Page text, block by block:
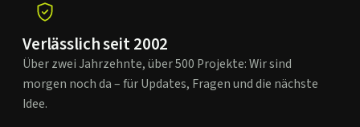
Verlässlich seit 2002
Über zwei Jahrzehnte, über 500 Projekte: Wir sind
morgen noch da – für Updates, Fragen und die nächste
Idee.